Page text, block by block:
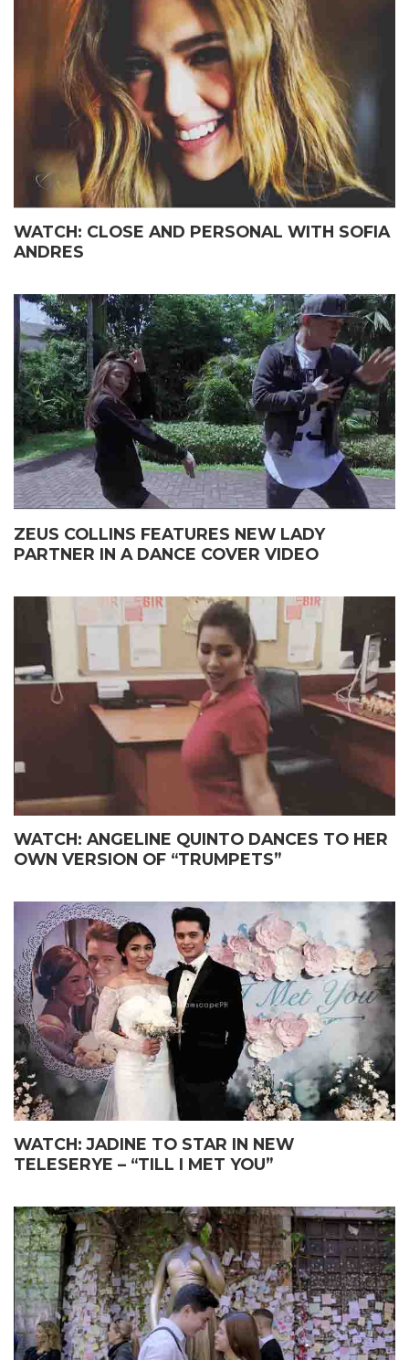
WATCH: CLOSE AND PERSONAL WITH SOFIA
ANDRES
ZEUS COLLINS FEATURES NEW LADY
PARTNER IN A DANCE COVER VIDEO
WATCH: ANGELINE QUINTO DANCES TO HER
OWN VERSION OF “TRUMPETS”
WATCH: JADINE TO STAR IN NEW
TELESERYE – “TILL I MET YOU”